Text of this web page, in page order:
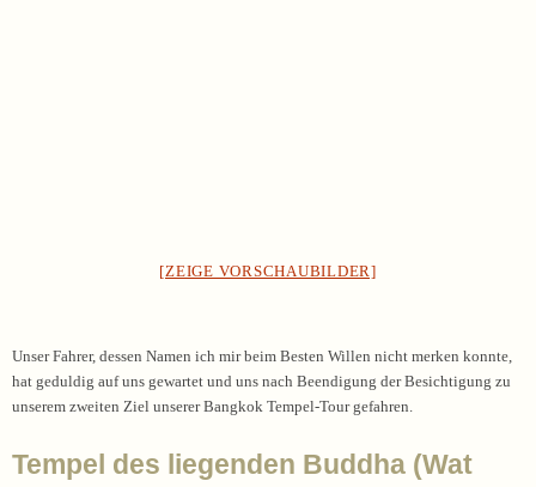
[ZEIGE VORSCHAUBILDER]
Unser Fahrer, dessen Namen ich mir beim Besten Willen nicht merken konnte,
hat geduldig auf uns gewartet und uns nach Beendigung der Besichtigung zu
unserem zweiten Ziel unserer Bangkok Tempel-Tour gefahren.
Tempel des liegenden Buddha (Wat